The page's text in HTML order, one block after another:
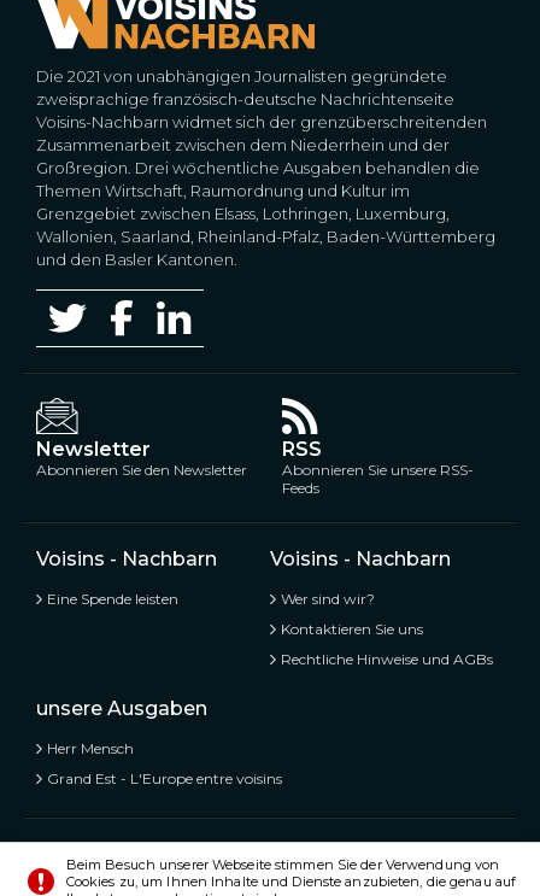
Die 2021 von unabhängigen Journalisten gegründete
zweisprachige französisch-deutsche Nachrichtenseite
Voisins-Nachbarn widmet sich der grenzüberschreitenden
Zusammenarbeit zwischen dem Niederrhein und der
Großregion. Drei wöchentliche Ausgaben behandlen die
Themen Wirtschaft, Raumordnung und Kultur im
Grenzgebiet zwischen Elsass, Lothringen, Luxemburg,
Wallonien, Saarland, Rheinland-Pfalz, Baden-Württemberg
und den Basler Kantonen.
Newsletter
Abonnieren Sie den Newsletter
RSS
Abonnieren Sie unsere RSS-
Feeds
Voisins - Nachbarn
Eine Spende leisten
Voisins - Nachbarn
Wer sind wir?
Kontaktieren Sie uns
Rechtliche Hinweise und AGBs
unsere Ausgaben
Herr Mensch
Grand Est - L'Europe entre voisins
Voisins - Nachbarn, Kostenlose und geteilte Informationen
© Alle Rechte vorbehalten 2020 - 2026
Beim Besuch unserer Webseite stimmen Sie der Verwendung von
Cookies zu, um Ihnen Inhalte und Dienste anzubieten, die genau auf